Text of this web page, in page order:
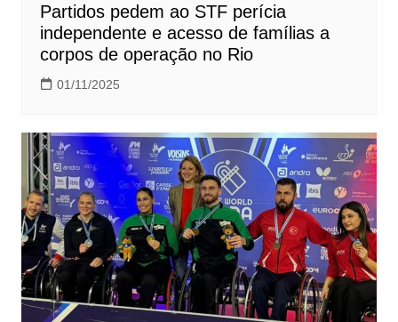
Partidos pedem ao STF perícia
independente e acesso de famílias a
corpos de operação no Rio
01/11/2025